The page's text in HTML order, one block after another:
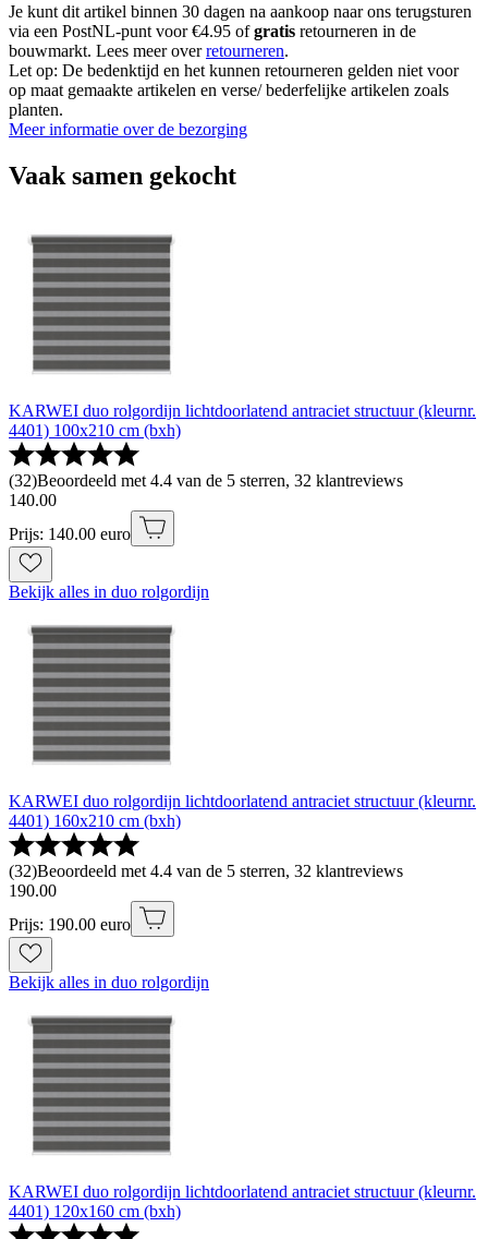
Je kunt dit artikel binnen 30 dagen na aankoop naar ons terugsturen
via een PostNL-punt voor €4.95 ofgratis retourneren in de
bouwmarkt. Lees meer overretourneren.
Let op: De bedenktijd en het kunnen retourneren gelden niet voor
op maat gemaakte artikelen en verse/ bederfelijke artikelen zoals
planten.
Meer informatie over de bezorging
Vaak samen gekocht
KARWEI duo rolgordijn lichtdoorlatend antraciet structuur (kleurnr.
4401) 100x210 cm (bxh)
(32)Beoordeeld met 4.4 van de 5 sterren, 32 klantreviews
140.00
Prijs: 140.00 euro
Bekijk alles in duo rolgordijn
KARWEI duo rolgordijn lichtdoorlatend antraciet structuur (kleurnr.
4401) 160x210 cm (bxh)
(32)Beoordeeld met 4.4 van de 5 sterren, 32 klantreviews
190.00
Prijs: 190.00 euro
Bekijk alles in duo rolgordijn
KARWEI duo rolgordijn lichtdoorlatend antraciet structuur (kleurnr.
4401) 120x160 cm (bxh)